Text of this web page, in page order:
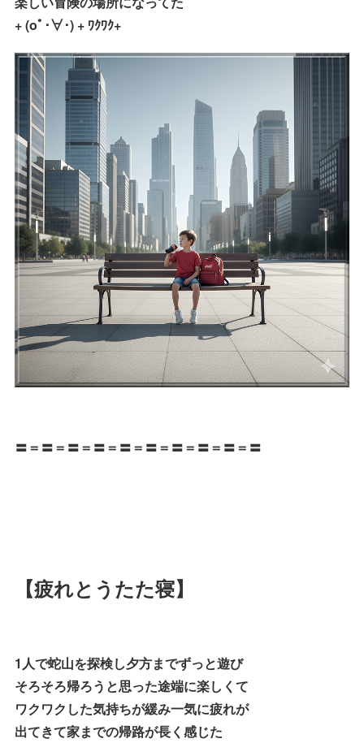
+ (oﾟ･∀･) + ﾜｸﾜｸ+
〓＝〓＝〓＝〓＝〓＝〓＝〓＝〓＝〓＝〓
【疲れとうたた寝】
1人で蛇山を探検し夕方までずっと遊び
そろそろ帰ろうと思った途端に楽しくて
ワクワクした気持ちが緩み一気に疲れが
出てきて家までの帰路が長く感じた